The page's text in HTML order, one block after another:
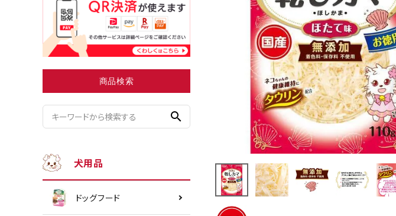
小型犬にオススメ ダイエット中にオススメ
商品検索
search
犬用品
ドッグフード